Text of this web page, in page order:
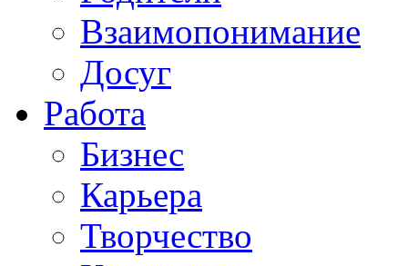
Взаимопонимание
Досуг
Работа
Бизнес
Карьера
Творчество